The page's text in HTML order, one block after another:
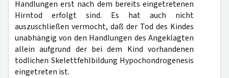
Handlungen erst nach dem bereits eingetretenen
Hirntod erfolgt sind. Es hat auch nicht
auszuschließen vermocht, daß der Tod des Kindes
unabhängig von den Handlungen des Angeklagten
allein aufgrund der bei dem Kind vorhandenen
tödlichen Skelettfehlbildung Hypochondrogenesis
eingetreten ist.